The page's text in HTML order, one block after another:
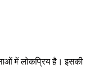
में लोकप्रिय है। इसकी